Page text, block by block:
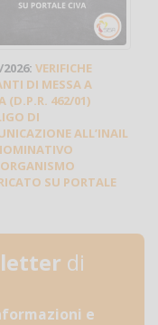
VERIFICHE
DI MESSA A
(D.P.R. 462/01)
DI
ALL’INAIL
SU PORTALE
di
e